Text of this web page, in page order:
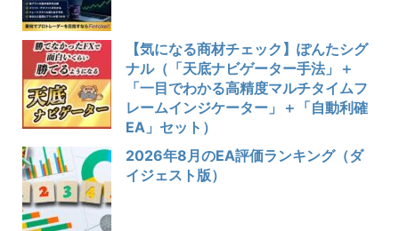
【気になる商材チェック】ぽんたシグ
ナル（「天底ナビゲーター手法」＋
「一目でわかる高精度マルチタイムフ
レームインジケーター」＋「自動利確
EA」セット）
2026年8月のEA評価ランキング（ダ
イジェスト版）